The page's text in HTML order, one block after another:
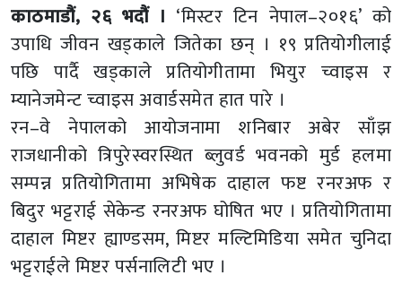
काठमाडौं, २६ भदौं । ‘मिस्टर टिन नेपाल–२०१६’ को
उपाधि जीवन खड्काले जितेका छन् । १९ प्रतियोगीलाई
पछि पार्दै खड्काले प्रतियोगीतामा भियुर च्वाइस र
म्यानेजमेन्ट च्वाइस अवार्डसमेत हात पारे ।
रन–वे नेपालको आयोजनामा शनिबार अबेर साँझ
राजधानीको त्रिपुरेस्वरस्थित ब्लुवर्ड भवनको मुर्ड हलमा
सम्पन्न प्रतियोगितामा अभिषेक दाहाल फष्ट रनरअफ र
बिदुर भट्टराई सेकेन्ड रनरअफ घोषित भए । प्रतियोगितामा
दाहाल मिष्टर ह्याण्डसम, मिष्टर मल्टिमिडिया समेत चुनिदा
भट्टराईले मिष्टर पर्सनालिटी भए ।